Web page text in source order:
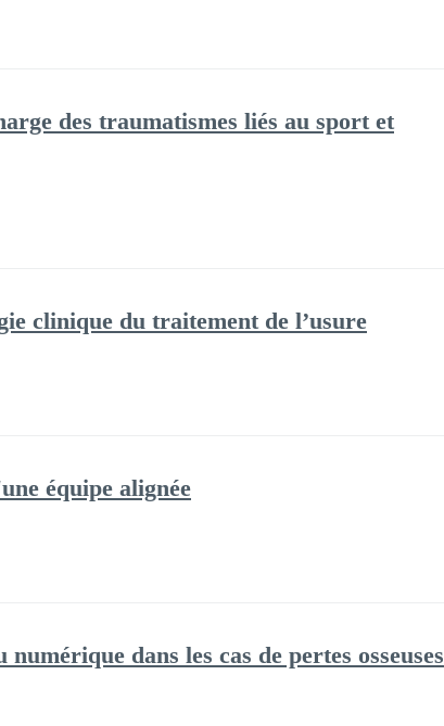
des traumatismes liés au sport et
clinique du traitement de l’usure
équipe alignée
dans les cas de pertes osseuses